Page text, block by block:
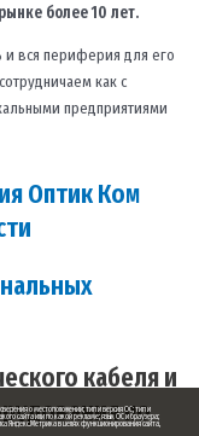
более 10 лет.
и вся периферия для его
как с
предприятиями
Оптик Ком
кабеля и
по
о местоположении; тип и версия ОС; тип и
сайта или по какой рекламе; язык ОС и браузера;
Яндекс.Метрика в целях функционирования сайта,